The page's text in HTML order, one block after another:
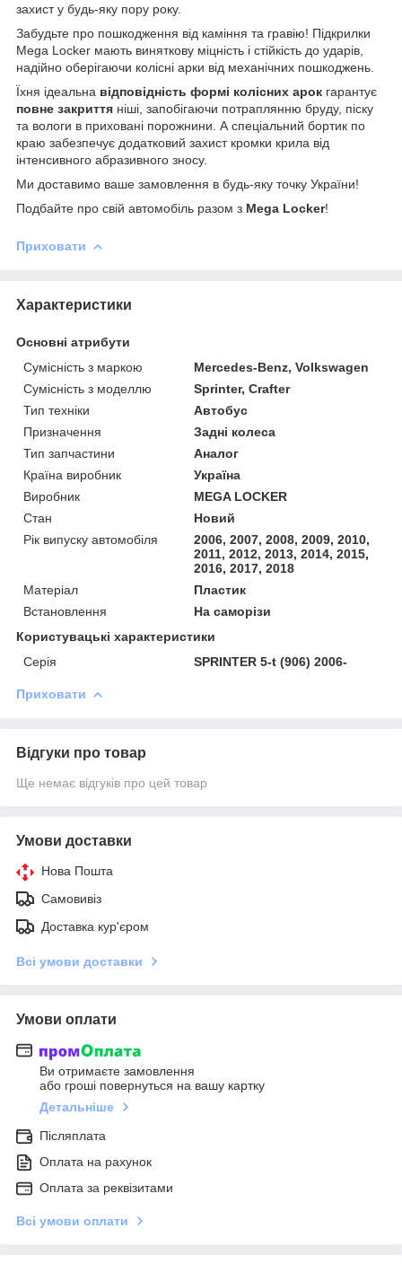
захист у будь-яку пору року.
Забудьте про пошкодження від каміння та гравію! Підкрилки
Mega Locker мають виняткову міцність і стійкість до ударів,
надійно оберігаючи колісні арки від механічних пошкоджень.
Їхня ідеальна відповідність формі колісних арок гарантує
повне закриття ніші, запобігаючи потраплянню бруду, піску
та вологи в приховані порожнини. А спеціальний бортик по
краю забезпечує додатковий захист кромки крила від
інтенсивного абразивного зносу.
Ми доставимо ваше замовлення в будь-яку точку України!
Подбайте про свій автомобіль разом з Mega Locker!
Приховати
Характеристики
Основні атрибути
Сумісність з маркою
Mercedes-Benz, Volkswagen
Сумісність з моделлю
Sprinter, Crafter
Тип техніки
Автобус
Призначення
Задні колеса
Тип запчастини
Аналог
Країна виробник
Україна
Виробник
MEGA LOCKER
Стан
Новий
Рік випуску автомобіля
2006, 2007, 2008, 2009, 2010,
2011, 2012, 2013, 2014, 2015,
2016, 2017, 2018
Матеріал
Пластик
Встановлення
На саморізи
Користувацькі характеристики
Серія
SPRINTER 5-t (906) 2006-
Приховати
Відгуки про товар
Ще немає відгуків про цей товар
Умови доставки
Нова Пошта
Самовивіз
Доставка кур'єром
Всі умови доставки
Умови оплати
Ви отримаєте замовлення
або гроші повернуться на вашу картку
Детальніше
Післяплата
Оплата на рахунок
Оплата за реквізитами
Всі умови оплати